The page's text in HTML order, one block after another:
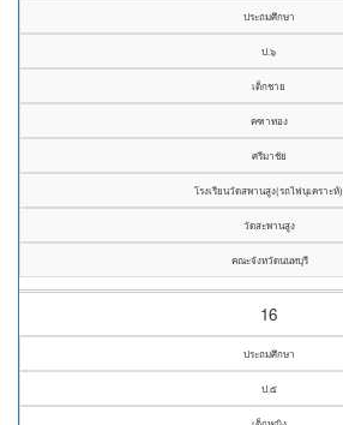
ประถมศึกษา
ป.๖
เด็กชาย
คฑาทอง
ศรีมาชัย
โรงเรียนวัดสพานสูง(รถไฟนุเคราะห์)
วัดสะพานสูง
คณะจังหวัดนนทบุรี
16
ประถมศึกษา
ป.๕